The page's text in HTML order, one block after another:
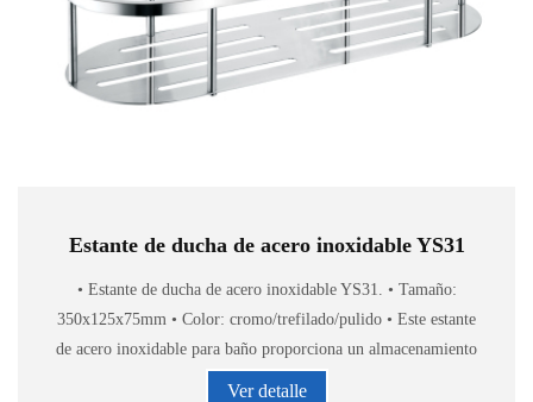
Estante de ducha de acero inoxidable YS31
• Estante de ducha de acero inoxidable YS31. • Tamaño:
350x125x75mm • Color: cromo/trefilado/pulido • Este estante
de acero inoxidable para baño proporciona un almacenamiento
Ver detalle